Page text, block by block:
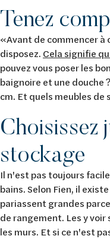
Tenez
«Avant de commencer à
disposez. Cela signifie
pouvez vous poser les
baignoire et une douche
cm. Et quels meubles de
Choisissez
stockage
Il n'est pas toujours
bains. Selon Fien, il
pariassent grandes
de rangement. Les y voir
les murs. Et si ce n'est